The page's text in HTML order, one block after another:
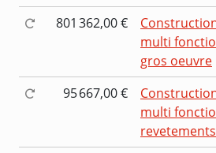
801 362,00 €
multi
gros oeuvre
95 667,00 €
multi